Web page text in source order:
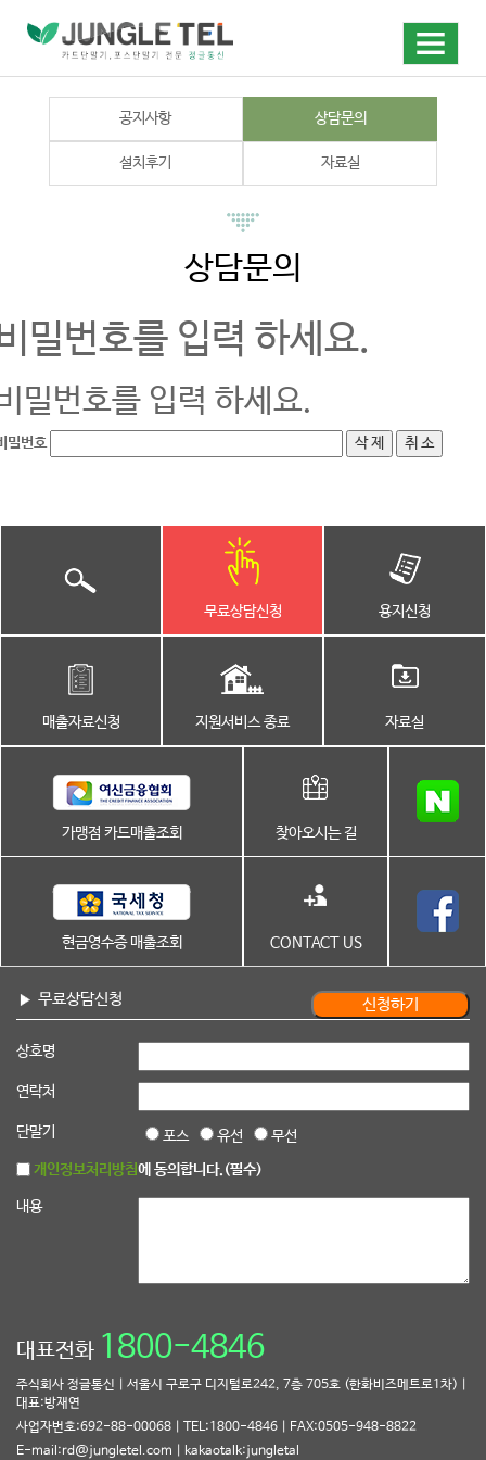
공지사항 상담문의
설치후기 자료실
상담문의
밀번호를 입력 하세요.
밀번호를 입력 하세요.
밀번호
무료상담신청 용지신청
매출자료신청 지원서비스 종료 자료실
가맹점 카드매출조회 찾아오시는 길
현금영수증 매출조회 CONTACT US
무료상담신청
상호명
연락처
단말기 포스 유선
무선
개인정보처리방침에 동의합니다.(필수)
내용
대표전화 1800-4846
주식회사 정글통신 | 서울시 구로구 디지털로242, 7층 705호 (한화비즈메트로1차) |
대표:방재연
사업자번호:692-88-00068 | TEL:1800-4846 | FAX:0505-948-8822
E-mail:rd@jungletel.com | kakaotalk:jungletal